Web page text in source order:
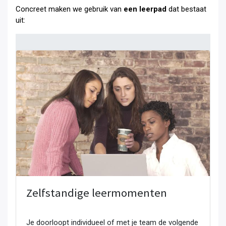
Concreet maken we gebruik van een leerpad dat bestaat
uit:
Zelfstandige leermomenten
Je doorloopt individueel of met je team de volgende